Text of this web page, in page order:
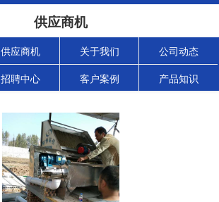
供应商机
供应商机 关于我们 公司动态
招聘中心 客户案例 产品知识